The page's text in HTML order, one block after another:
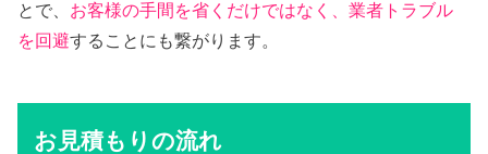
とで、 お客様の手間を省くだけではなく、業者トラブル
を回避することにも繋がります。
お見積もりの流れ